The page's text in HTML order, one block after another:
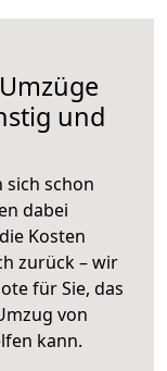
und
sich schon
dabei
Kosten
zurück – wir
für Sie, das
von
kann.